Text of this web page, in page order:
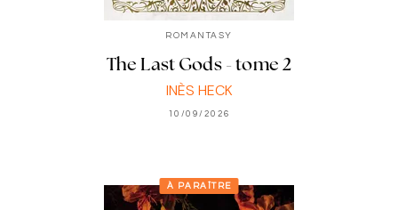
ROMANTASY
The Last Gods - tome 2
INÈS HECK
10/09/2026
À PARAÎTRE